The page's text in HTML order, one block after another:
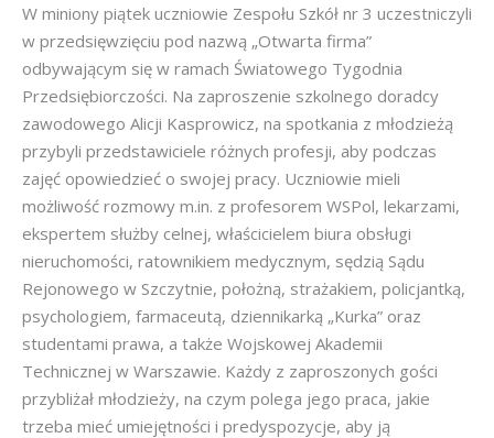
W miniony piątek uczniowie Zespołu Szkół nr 3 uczestniczyli
w przedsięwzięciu pod nazwą „Otwarta firma”
odbywającym się w ramach Światowego Tygodnia
Przedsiębiorczości. Na zaproszenie szkolnego doradcy
zawodowego Alicji Kasprowicz, na spotkania z młodzieżą
przybyli przedstawiciele różnych profesji, aby podczas
zajęć opowiedzieć o swojej pracy. Uczniowie mieli
możliwość rozmowy m.in. z profesorem WSPol, lekarzami,
ekspertem służby celnej, właścicielem biura obsługi
nieruchomości, ratownikiem medycznym, sędzią Sądu
Rejonowego w Szczytnie, położną, strażakiem, policjantką,
psychologiem, farmaceutą, dziennikarką „Kurka” oraz
studentami prawa, a także Wojskowej Akademii
Technicznej w Warszawie. Każdy z zaproszonych gości
przybliżał młodzieży, na czym polega jego praca, jakie
trzeba mieć umiejętności i predyspozycje, aby ją